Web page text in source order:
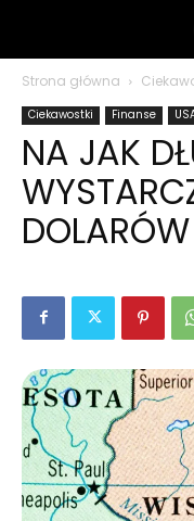
polsku
Strona główna
Ciekawostki Finanse
NA JAK